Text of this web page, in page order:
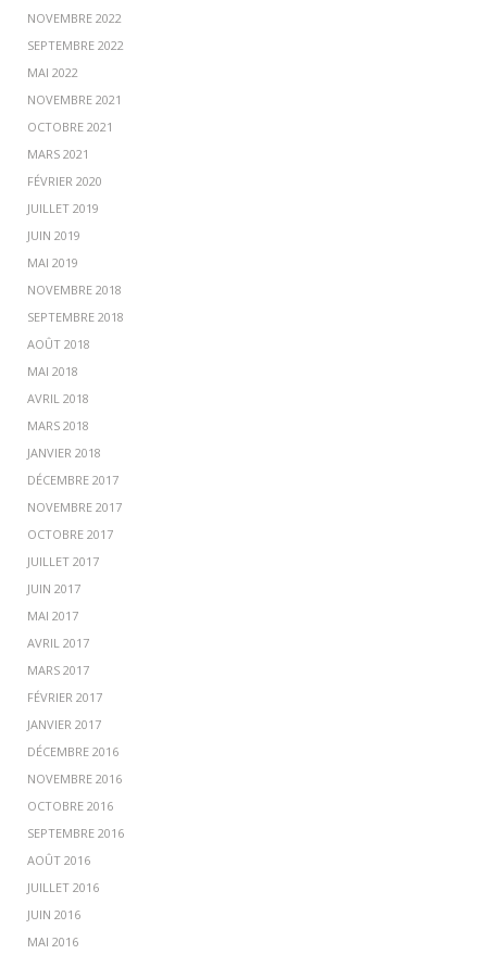
NOVEMBRE 2022
SEPTEMBRE 2022
MAI 2022
NOVEMBRE 2021
OCTOBRE 2021
MARS 2021
FÉVRIER 2020
JUILLET 2019
JUIN 2019
MAI 2019
NOVEMBRE 2018
SEPTEMBRE 2018
AOÛT 2018
MAI 2018
AVRIL 2018
MARS 2018
JANVIER 2018
DÉCEMBRE 2017
NOVEMBRE 2017
OCTOBRE 2017
JUILLET 2017
JUIN 2017
MAI 2017
AVRIL 2017
MARS 2017
FÉVRIER 2017
JANVIER 2017
DÉCEMBRE 2016
NOVEMBRE 2016
OCTOBRE 2016
SEPTEMBRE 2016
AOÛT 2016
JUILLET 2016
JUIN 2016
MAI 2016